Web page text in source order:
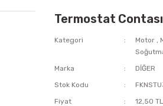
Termostat
Kategori Motor ,
Marka
DİĞER
Stok Kodu
Fiyat
12,50